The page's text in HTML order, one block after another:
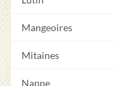
Mangeoires
Mitaines
Nappe